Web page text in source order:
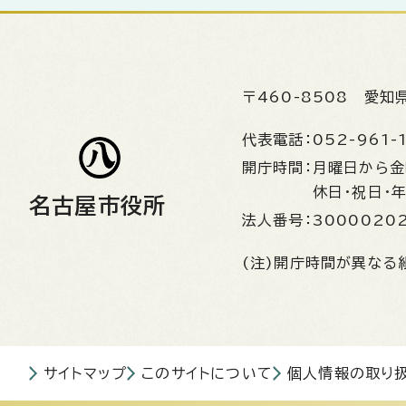
名古屋市役所
〒460-8508 愛知
代表電話： 052-961-
開庁時間： 月曜日から
休日・祝日・
法人番号：
(注)開庁時間が異なる
サイトマップ このサイトについて 個人情報の取り